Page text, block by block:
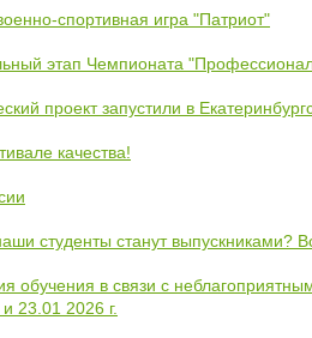
спортивная игра "Патриот"
этап Чемпионата
проект запустили в
качества!
студенты станут выпускниками?
обучения в связи с
23.01 2026 г.